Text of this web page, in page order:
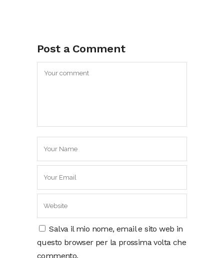
Post a Comment
Salva il mio nome, email e sito web in
questo browser per la prossima volta che
commento.